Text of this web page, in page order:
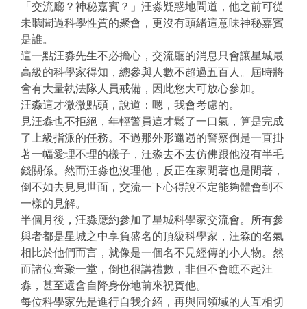
「交流廳？神秘嘉賓？」汪淼疑惑地問道，他之前可從
未聽聞過科學性質的聚會，更沒有頭緒這意味神秘嘉賓
是誰。
這一點汪淼先生不必擔心，交流廳的消息只會讓星城最
高級的科學家得知，總參與人數不超過五百人。屆時將
會有大量執法隊人員戒備，因此您大可放心參加。
汪淼這才微微點頭，說道：嗯，我會考慮的。
見汪淼也不拒絕，年輕警員這才鬆了一口氣，算是完成
了上級指派的任務。不過那外形邋遢的警察倒是一直掛
著一幅愛理不理的樣子，汪淼去不去仿佛跟他沒有半毛
錢關係。然而汪淼也沒理他，反正在家閒著也是閒著，
倒不如去見見世面，交流一下心得說不定能夠體會到不
一樣的見解。
半個月後，汪淼應約參加了星城科學家交流會。所有參
與者都是星城之中享負盛名的頂級科學家，汪淼的名氣
相比於他們而言，就像是一個名不見經傳的小人物。然
而諸位齊聚一堂，倒也很講禮數，非但不會瞧不起汪
淼，甚至還會自降身份地前來祝賀他。
每位科學家先是進行自我介紹，再與同領域的人互相切